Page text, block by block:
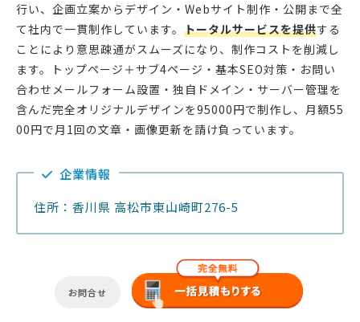
行い、企画立案からデザイン・Webサイト制作・公開まで全
て社内で一貫制作しています。 トータルサービスを提供する
ことにより意思疎通がスムーズになり、制作コストを削減し
ます。トップページ＋サブ4ページ・基本SEO対策・お問い
合わせメールフォーム設置・独自ドメイン・サーバー管理を
含んだ完全オリジナルデザインを95000円で制作し、月額55
00円で月1回の文章・画像更新を請け負っています。
企業情報
住所：香川県 高松市東山崎町276-5
お問合せ